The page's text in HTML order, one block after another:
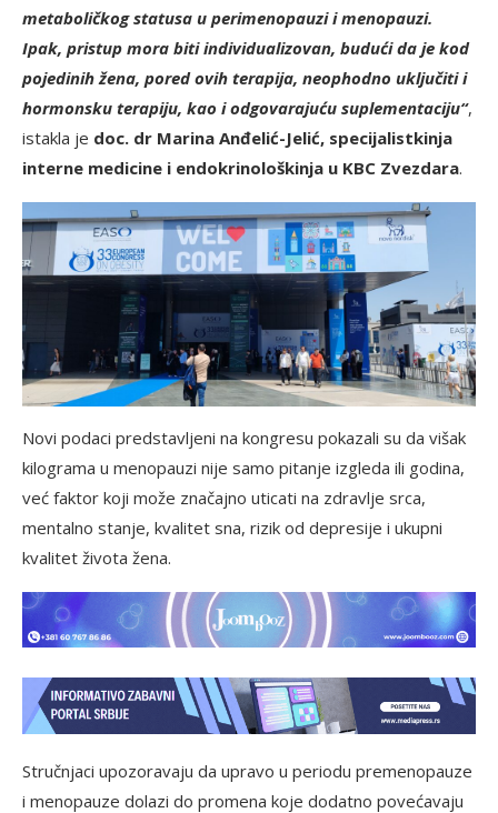
metaboličkog statusa u perimenopauzi i menopauzi.
Ipak, pristup mora biti individualizovan, budući da je kod
pojedinih žena, pored ovih terapija, neophodno uključiti i
hormonsku terapiju, kao i odgovarajuću suplementaciju“,
istakla je doc. dr Marina Anđelić-Jelić, specijalistkinja
interne medicine i endokrinološkinja u KBC Zvezdara.
Novi podaci predstavljeni na kongresu pokazali su da višak
kilograma u menopauzi nije samo pitanje izgleda ili godina,
već faktor koji može značajno uticati na zdravlje srca,
mentalno stanje, kvalitet sna, rizik od depresije i ukupni
kvalitet života žena.
Stručnjaci upozoravaju da upravo u periodu premenopauze
i menopauze dolazi do promena koje dodatno povećavaju